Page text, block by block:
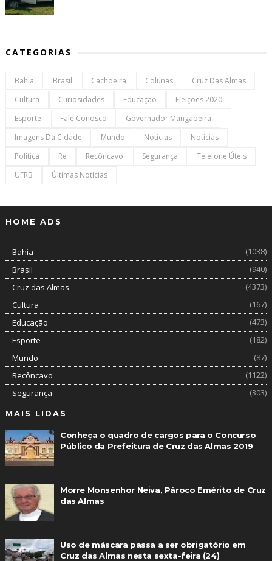
CATEGORIAS
Bahia Brasil Cachoeira Colunas
Cruz Das Almas
Cultura
Curiosidades Educação
Eleições 2020
Esporte
Fale Conosco
Governador Mangabeira
Imagens Da Cidade
Mundo Noticias
Notícias
Política
Re Recôncavo Segurança
Telefone Úteis
UFRB
Últimas Notícias
HOME ADS
Bahia
(1038)
Brasil
(940)
Cruz das Almas
(4373)
Cultura
(167)
Educação
(473)
Esporte
(182)
Mundo
(87)
Recôncavo
(1122)
Segurança
(303)
MAIS LIDAS
Conheça o quadro de cargos para o Concurso
Público da Prefeitura de Cruz das Almas 2019
Morre Monsenhor Neiva, Pároco Emérito de Cruz
das Almas
Uso de máscara passa a ser obrigatório em
Cruz das Almas nesta sexta-feira (24)